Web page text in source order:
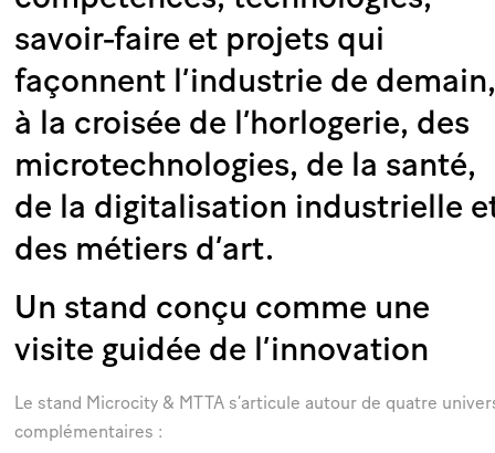
savoir-faire et projets qui
façonnent l’industrie de demain,
à la croisée de l’horlogerie, des
microtechnologies, de la santé,
de la digitalisation industrielle
des métiers d’art.
Un stand conçu comme une
visite guidée de l’innovation
Le stand Microcity & MTTA s’articule autour de quatre
complémentaires :